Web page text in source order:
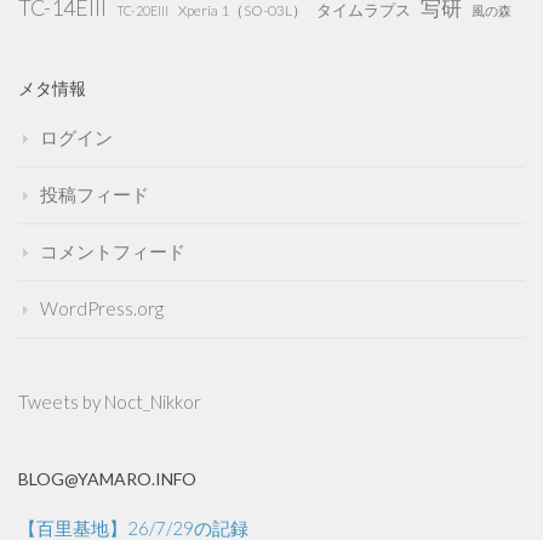
TC-14EIII TC-20EIII Xperia 1（SO-03L） タイムラプス 写研 風の森
メタ情報
ログイン
投稿フィード
コメントフィード
WordPress.org
Tweets by Noct_Nikkor
BLOG@YAMARO.INFO
【百里基地】26/7/29の記録